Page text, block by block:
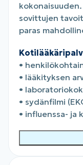
sovittujen
paras
•
• lääkityksen
•
• sydänfilmi
• influenssa- ja